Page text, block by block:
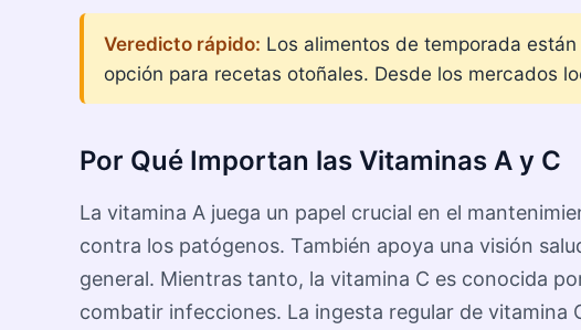
Veredicto rápido: Los alimentos de temporada
opción para recetas otoñales. Desde los mercados
Por Qué Importan las Vitaminas A y C
La vitamina A juega un papel crucial en el
contra los patógenos. También apoya una visión
general. Mientras tanto, la vitamina C es conocida
combatir infecciones. La ingesta regular de